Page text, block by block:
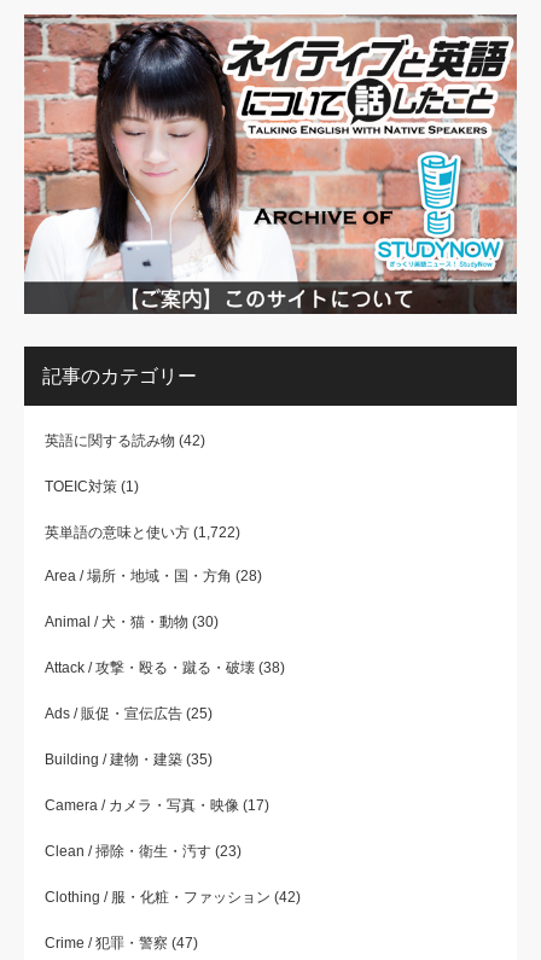
記事のカテゴリー
英語に関する読み物 (42)
TOEIC対策 (1)
英単語の意味と使い方 (1,722)
Area / 場所・地域・国・方角 (28)
Animal / 犬・猫・動物 (30)
Attack / 攻撃・殴る・蹴る・破壊 (38)
Ads / 販促・宣伝広告 (25)
Building / 建物・建築 (35)
Camera / カメラ・写真・映像 (17)
Clean / 掃除・衛生・汚す (23)
Clothing / 服・化粧・ファッション (42)
Crime / 犯罪・警察 (47)